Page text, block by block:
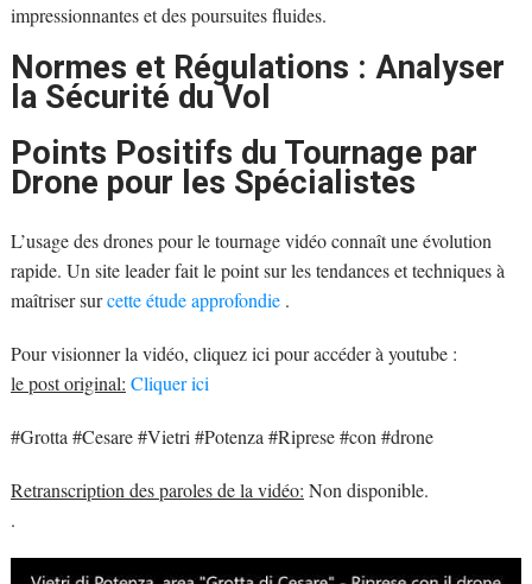
impressionnantes et des poursuites fluides.
Normes et Régulations : Analyser
la Sécurité du Vol
Points Positifs du Tournage par
Drone pour les Spécialistes
L’usage des drones pour le tournage vidéo connaît une évolution
rapide. Un site leader fait le point sur les tendances et techniques à
maîtriser surcette étude approfondie .
Pour visionner la vidéo, cliquez ici pour accéder à youtube :
le post original: Cliquer ici
#Grotta #Cesare #Vietri #Potenza #Riprese #con #drone
Retranscription des paroles de la vidéo: Non disponible.
.